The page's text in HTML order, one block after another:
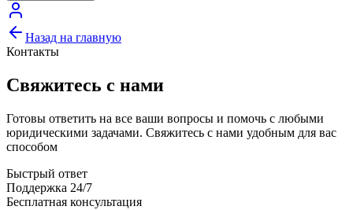
Назад на главную
Контакты
Свяжитесь с нами
Готовы ответить на все ваши вопросы и помочь с любыми
юридическими задачами. Свяжитесь с нами удобным для вас
способом
Быстрый ответ
Поддержка 24/7
Бесплатная консультация